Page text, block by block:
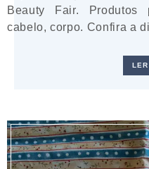
Beauty Fair. Produtos
cabelo, corpo. Confira a